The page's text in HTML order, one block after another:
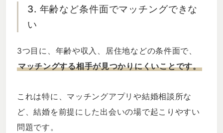
3. 年齢など条件面でマッチングできな
い
3つ目に、年齢や収入、居住地などの条件面で、
マッチングする相手が見つかりにくいことです。
これは特に、マッチングアプリや結婚相談所な
ど、結婚を前提にした出会いの場で起こりやすい
問題です。